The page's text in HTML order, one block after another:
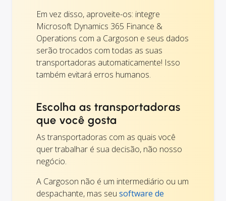
Em vez disso, aproveite-os: integre
Microsoft Dynamics 365 Finance &
Operations com a Cargoson e seus dados
serão trocados com todas as suas
transportadoras automaticamente! Isso
também evitará erros humanos.
Escolha as transportadoras
que você gosta
As transportadoras com as quais você
quer trabalhar é sua decisão, não nosso
negócio.
A Cargoson não é um intermediário ou um
despachante, mas seu software de